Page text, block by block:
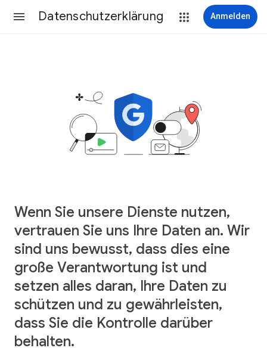
Datenschutzerklärung Anmelden
Wenn Sie unsere Dienste nutzen,
vertrauen Sie uns Ihre Daten an. Wir
sind uns bewusst, dass dies eine
große Verantwortung ist und
setzen alles daran, Ihre Daten zu
schützen und zu gewährleisten,
dass Sie die Kontrolle darüber
behalten.